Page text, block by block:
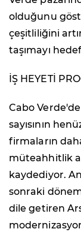
olduğunu
çeşitliliğini
taşımayı
İŞ HEYETİ
Cabo
sayısının
firmaların
müteahhitlik
kaydediyor.
sonraki
dile getiren